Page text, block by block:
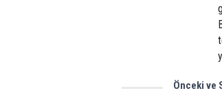
Önceki ve